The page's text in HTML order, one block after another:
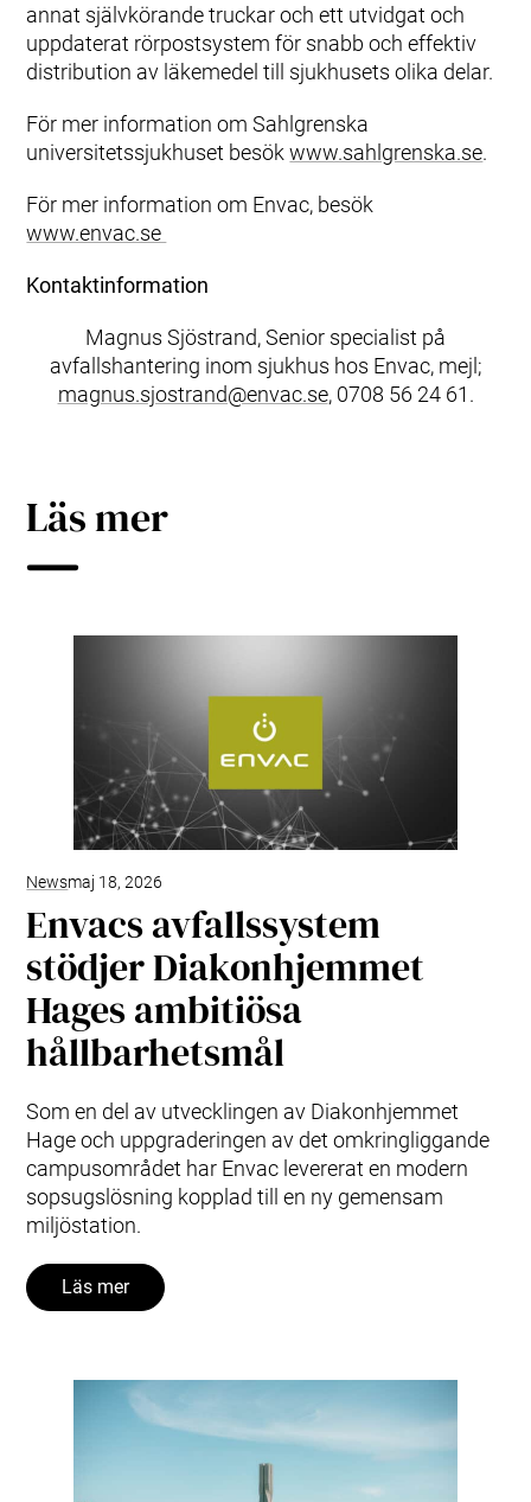
annat självkörande truckar och ett utvidgat och
uppdaterat rörpostsystem för snabb och effektiv
distribution av läkemedel till sjukhusets olika delar.
För mer information om Sahlgrenska
universitetssjukhuset besökwww.sahlgrenska.se.
För mer information om Envac, besök
www.envac.se
Kontaktinformation
Magnus Sjöstrand, Senior specialist på
avfallshantering inom sjukhus hos Envac, mejl;
magnus.sjostrand@envac.se, 0708 56 24 61.
Läs mer
Newsmaj 18, 2026
Envacs avfallssystem
stödjer Diakonhjemmet
Hages ambitiösa
hållbarhetsmål
Som en del av utvecklingen av Diakonhjemmet
Hage och uppgraderingen av det omkringliggande
campusområdet har Envac levererat en modern
sopsugslösning kopplad till en ny gemensam
miljöstation.
Läs mer